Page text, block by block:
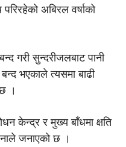
परिरहेको अबिरल वर्षाको
गरी सुन्दरीजलबाट पानी
भएकाले त्यसमा बाढी
।
केन्द्र र मुख्य बाँधमा क्षति
जनाएको छ ।